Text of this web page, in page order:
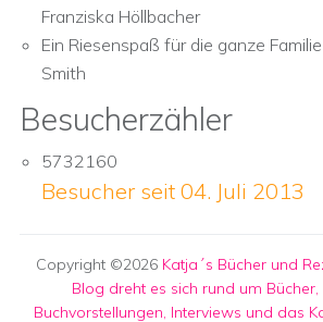
Franziska Höllbacher
Ein Riesenspaß für die ganze
Smith
Besucherzähler
5732160
Besucher seit 04. Juli 2013
Copyright ©2026 Katja´s Bücher und
Blog dreht es sich rund um Bücher,
Buchvorstellungen, Interviews und das